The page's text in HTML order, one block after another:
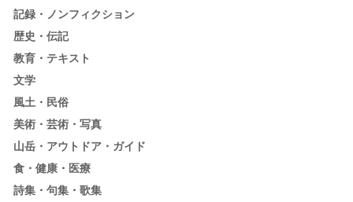
記録・ノンフィクション
歴史・伝記
教育・テキスト
文学
風土・民俗
美術・芸術・写真
山岳・アウトドア・ガイド
食・健康・医療
詩集・句集・歌集